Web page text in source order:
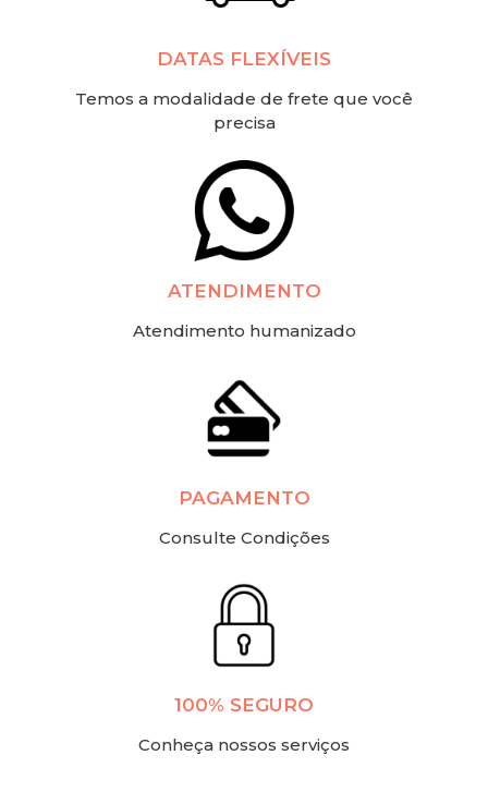
DATAS FLEXÍVEIS
Temos a modalidade de frete que você
precisa
ATENDIMENTO
Atendimento humanizado
PAGAMENTO
Consulte Condições
100% SEGURO
Conheça nossos serviços